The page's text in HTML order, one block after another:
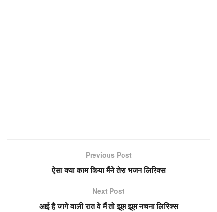
Previous Post
ऐसा क्या काम किया मैंने तेरा भजन लिरिक्स
Next Post
आई है जागे वाली रात वे मैं तो झूम झूम नचना लिरिक्स